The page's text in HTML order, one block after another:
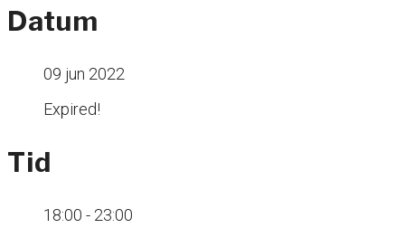
Datum
09 jun 2022
Expired!
Tid
18:00 - 23:00